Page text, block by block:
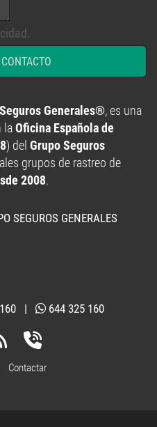
.
Generales®, es una
laOficina Española de
) del Grupo Seguros
grupos de rastreo de
2008.
SEGUROS GENERALES
| 644 325 160
Contactar